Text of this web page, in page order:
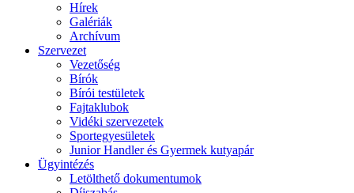
Hírek
Galériák
Archívum
Szervezet
Vezetőség
Bírók
Bírói testületek
Fajtaklubok
Vidéki szervezetek
Sportegyesületek
Junior Handler és Gyermek kutyapár
Ügyintézés
Letölthető dokumentumok